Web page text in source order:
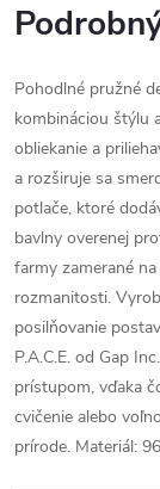
Pohodlné pružné
kombináciou štýlu
obliekanie a
a rozširuje sa
potlače, ktoré
bavlny overenej
farmy zamerané
rozmanitosti.
posilňovanie
P.A.C.E. od Gap
prístupom, vďaka
cvičenie alebo
prírode. Materiál: